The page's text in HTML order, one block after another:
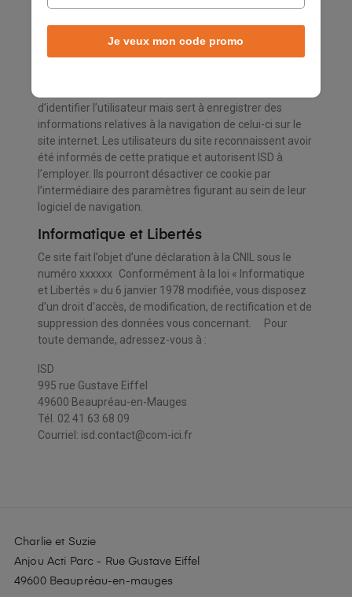
L’utilisateur est informé que lors de ses visites sur le
site, un cookie peut s’installer automatiquement et être
d’identifier l’utilisateur mais sert à enregistrer des
informations relatives à la navigation de celui-ci sur le
site internet. Les utilisateurs du site reconnaissent avoir
été informés de cette pratique et autorisent ISD à
l’employer. Ils pourront désactiver ce cookie par
l’intermédiaire des paramètres figurant au sein de leur
logiciel de navigation.
Informatique et Libertés
Ce site fait l’objet d’une déclaration à la CNIL sous le
numéro xxxxxx Conformément à la loi « Informatique
et Libertés » du 6 janvier 1978 modifiée, vous disposez
d’un droit d’accès, de modification, de rectification et de
suppression des données vous concernant. Pour
toute demande, adressez-vous à :
ISD
995 rue Gustave Eiffel
49600 Beaupréau-en-Mauges
Tél. 02 41 63 68 09
Courriel: isd.contact@com-ici.fr
Charlie et Suzie
Anjou Acti Parc - Rue Gustave Eiffel
49600 Beaupréau-en-mauges
Je veux mon code promo